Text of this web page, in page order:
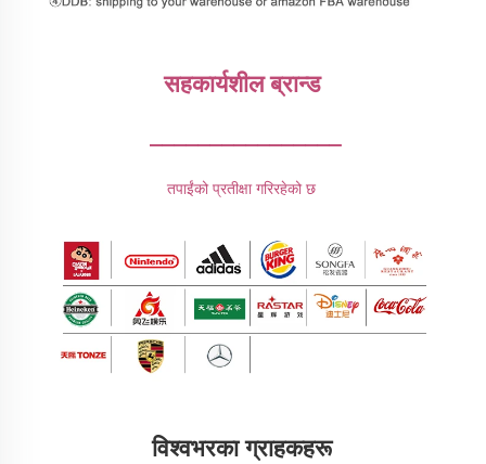
सहकार्यशील ब्रान्ड
________________
तपाईंको प्रतीक्षा गरिरहेको छ
विश्वभरका ग्राहकहरू